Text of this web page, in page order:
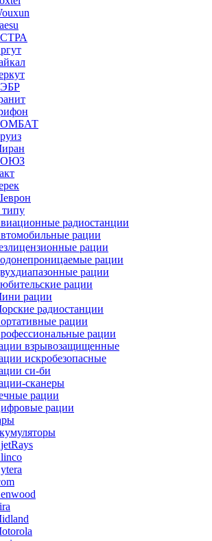
радиостанции
рации
рации
рации
рации
рации
рации
радиостанции
рации
рации
взрывозащищенные
искробезопасные
си-би
сканеры
рации
рации